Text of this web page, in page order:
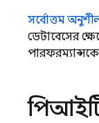
সর্বোত্তম
ডেটাবেসের
পারফরম্যান্সকে